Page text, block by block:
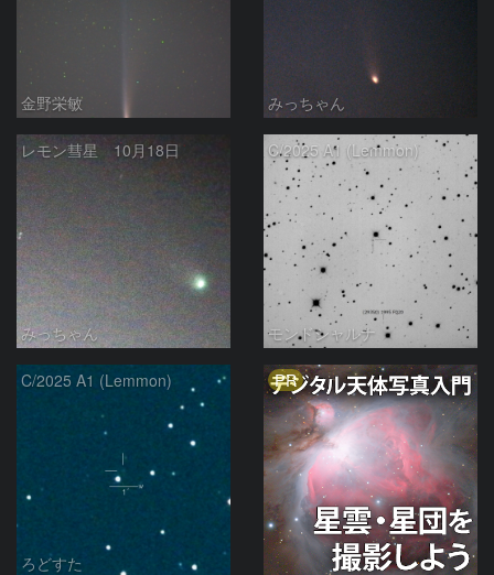
金野栄敏 みっちゃん
レモン彗星 10月18日
みっちゃん
C/2025 A1 (Lemmon)
モンドシャルナ
C/2025 A1 (Lemmon)
ろどすた
PR